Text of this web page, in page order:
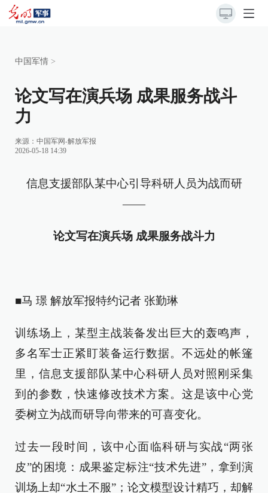
中国军情 >
论文写在演兵场 成果服务战斗
力
来源： 中国军网-解放军报
2026-05-18 14:39
信息支援部队某中心引导科研人员为战而研
——
论文写在演兵场 成果服务战斗力
■马 璟 解放军报特约记者 张勤琳
训练场上，某型主战装备发出巨大的轰鸣声，
多名军士正紧盯装备运行数据。不远处的帐篷
里，信息支援部队某中心科研人员对照刚采集
到的参数，快速修改技术方案。这是该中心党
委树立为战而研导向带来的可喜变化。
过去一段时间，该中心面临科研与实战“两张
皮”的困境：成果鉴定标注“技术先进”，拿到演
训场上却“水土不服”；论文模型设计精巧，却解